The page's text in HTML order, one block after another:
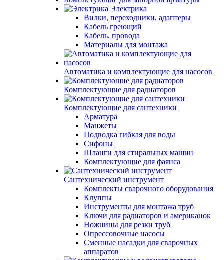
Электрика
Вилки, переходники, адаптеры
Кабель греющий
Кабель, провода
Материалы для монтажа
Автоматика и комплектующие для насосов
Комплектующие для радиаторов
Комплектующие для сантехники
Арматура
Манжеты
Подводка гибкая для воды
Сифоны
Шланги для стиральных машин
Комплектующие для фаянса
Сантехнический инструмент
Комплекты сварочного оборудования
Клуппы
Инструменты для монтажа труб
Ключи для радиаторов и американок
Ножницы для резки труб
Опрессовочные насосы
Сменные насадки для сварочных
аппаратов